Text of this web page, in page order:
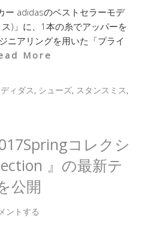
ー adidasのベストセラーモデ
ス)」に、1本の糸でアッパーを
ニアリングを用いた「プライ
More
ィダス, シューズ, スタンスミス,
コレクシ
』の最新テ
公開
ントする